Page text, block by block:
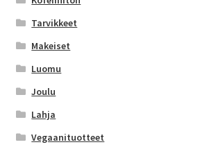
Tarvikkeet
Makeiset
Luomu
Joulu
Lahja
Vegaanituotteet